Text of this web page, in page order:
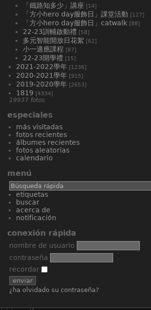
「鐵路知多少」講座 [14]
「方小hero day服飾日」課堂活動 [127]
「方小hero day服飾日」catwalk [88]
22-23訓輔啟動禮 [58]
多元智能開放日花絮 [62]
小一適應課程 [87]
22-23開學禮 [15]
2021-2022學年 [1236]
2020-2021學年 [915]
2019-2020學年 [2653]
1819 [4334]
19937 fotos
especiales
más visitadas
fotos recientes
álbumes recientes
fotos aleatorias
calendario
menú
etiquetas
buscar
acerca de
notificación
conexión rápida
nombre de usuario
contraseña
recordar
¿ha olvidado su contraseña?